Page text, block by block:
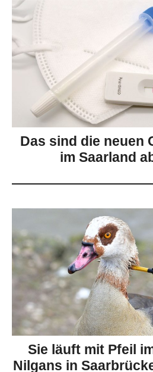
Das sind die neuen
im Saarland
Sie läuft mit Pfeil
Nilgans in